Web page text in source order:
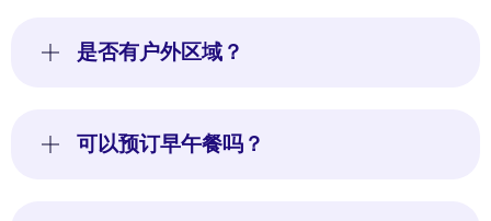
是否有户外区域？
可以预订早午餐吗？